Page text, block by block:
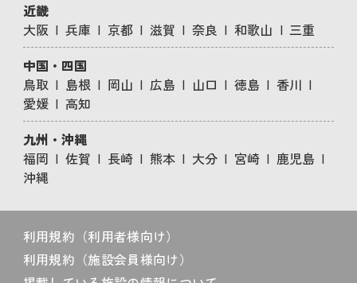
近畿
大阪
兵庫 京都 滋賀 奈良 和歌山
三重
中国・四国
鳥取
島根 岡山 広島 山口 徳島
香川
愛媛
高知
九州・沖縄
福岡
佐賀 長崎 熊本 大分 宮崎
鹿児島
沖縄
利用規約（利用者様向け）
利用規約（施設会員様向け）